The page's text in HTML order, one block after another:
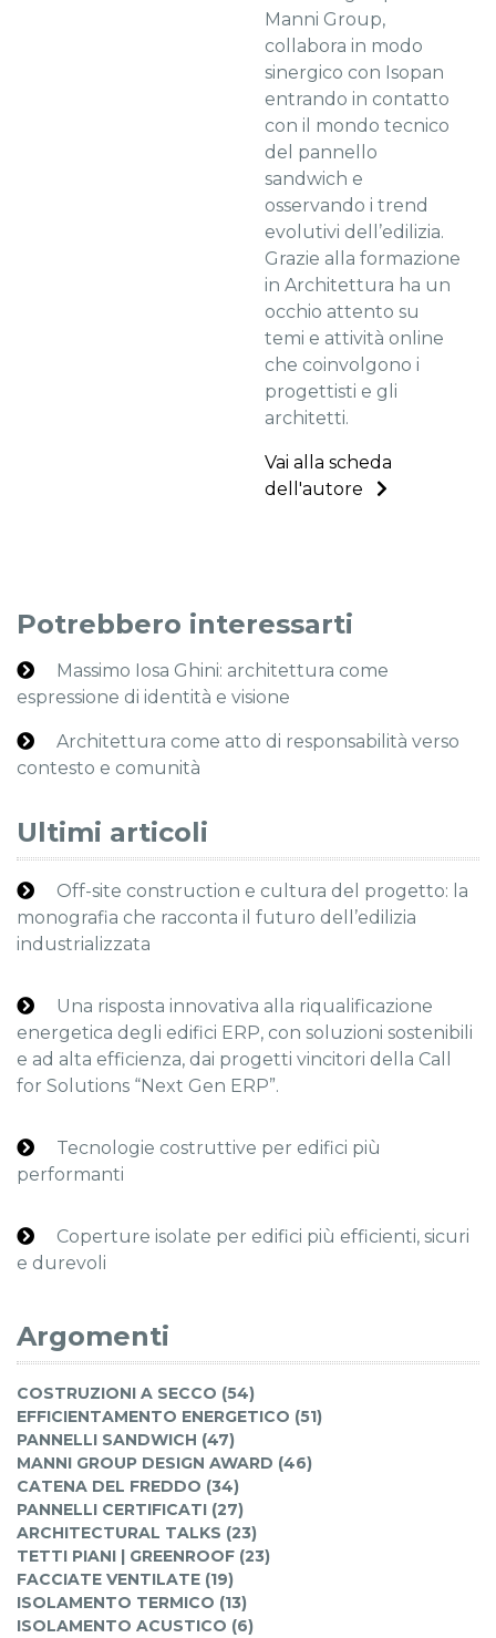
Manni Group,
collabora in modo
sinergico con Isopan
entrando in contatto
con il mondo tecnico
del pannello
sandwich e
osservando i trend
evolutivi dell’edilizia.
Grazie alla formazione
in Architettura ha un
occhio attento su
temi e attività online
che coinvolgono i
progettisti e gli
architetti.
Vai alla scheda
dell'autore
Potrebbero interessarti
Massimo Iosa Ghini: architettura come
espressione di identità e visione
Architettura come atto di responsabilità verso
contesto e comunità
Ultimi articoli
Off-site construction e cultura del progetto: la
monografia che racconta il futuro dell’edilizia
industrializzata
Una risposta innovativa alla riqualificazione
energetica degli edifici ERP, con soluzioni sostenibili
e ad alta efficienza, dai progetti vincitori della Call
for Solutions “Next Gen ERP”.
Tecnologie costruttive per edifici più
performanti
Coperture isolate per edifici più efficienti, sicuri
e durevoli
Argomenti
COSTRUZIONI A SECCO (54)
EFFICIENTAMENTO ENERGETICO (51)
PANNELLI SANDWICH (47)
MANNI GROUP DESIGN AWARD (46)
CATENA DEL FREDDO (34)
PANNELLI CERTIFICATI (27)
ARCHITECTURAL TALKS (23)
TETTI PIANI | GREENROOF (23)
FACCIATE VENTILATE (19)
ISOLAMENTO TERMICO (13)
ISOLAMENTO ACUSTICO (6)